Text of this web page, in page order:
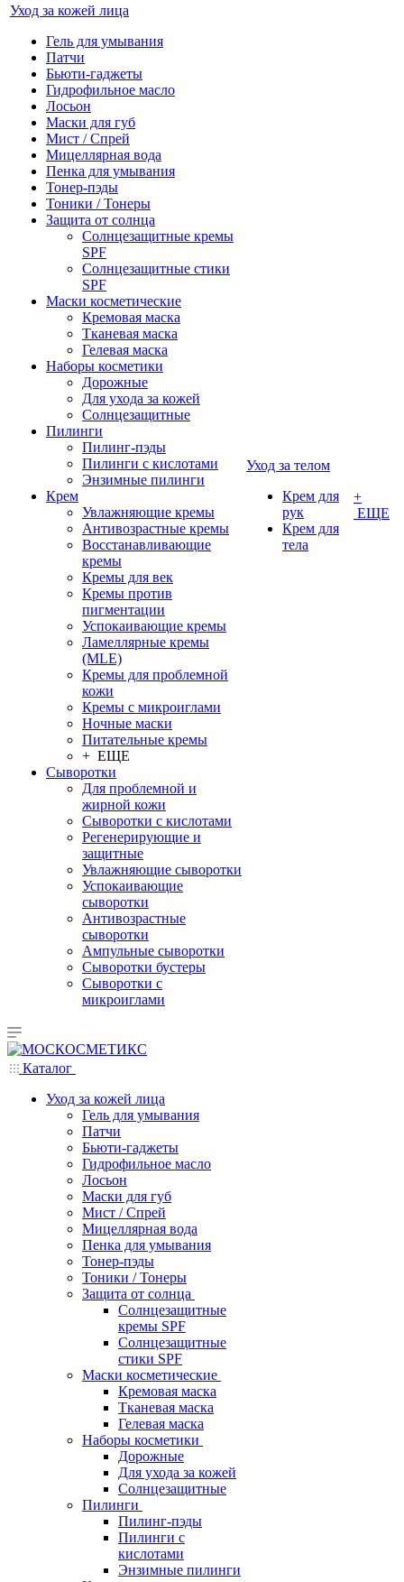
Уход за кожей лица
Гель для умывания
Патчи
Бьюти-гаджеты
Гидрофильное масло
Лосьон
Маски для губ
Мист / Спрей
Мицеллярная вода
Пенка для умывания
Тонер-пэды
Тоники / Тонеры
Защита от солнца
Солнцезащитные кремы
SPF
Солнцезащитные стики
SPF
Маски косметические
Кремовая маска
Тканевая маска
Гелевая маска
Наборы косметики
Дорожные
Для ухода за кожей
Солнцезащитные
Пилинги
Пилинг-пэды
Пилинги с кислотами
Энзимные пилинги
Крем
Увлажняющие кремы
Антивозрастные кремы
Восстанавливающие
кремы
Кремы для век
Кремы против
пигментации
Успокаивающие кремы
Ламеллярные кремы
(MLE)
Кремы для проблемной
кожи
Кремы с микроиглами
Ночные маски
Питательные кремы
+ ЕЩЕ
Сыворотки
Для проблемной и
жирной кожи
Сыворотки с кислотами
Регенерирующие и
защитные
Увлажняющие сыворотки
Успокаивающие
сыворотки
Антивозрастные
сыворотки
Ампульные сыворотки
Сыворотки бустеры
Сыворотки с
микроиглами
Уход за телом
Крем для
рук
Крем для
тела
+
ЕЩЕ
Каталог
Уход за кожей лица
Гель для умывания
Патчи
Бьюти-гаджеты
Гидрофильное масло
Лосьон
Маски для губ
Мист / Спрей
Мицеллярная вода
Пенка для умывания
Тонер-пэды
Тоники / Тонеры
Защита от солнца
Солнцезащитные
кремы SPF
Солнцезащитные
стики SPF
Маски косметические
Кремовая маска
Тканевая маска
Гелевая маска
Наборы косметики
Дорожные
Для ухода за кожей
Солнцезащитные
Пилинги
Пилинг-пэды
Пилинги с
кислотами
Энзимные пилинги